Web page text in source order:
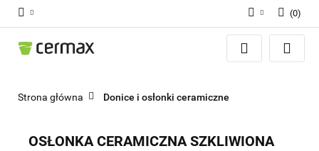
Zaloguj się
(0)
Strona główna Donice i osłonki ceramiczne
OSŁONKA CERAMICZNA SZKLIWIONA